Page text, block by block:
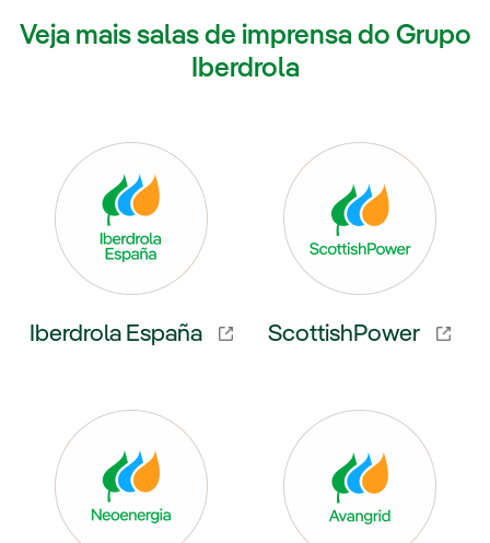
Veja mais salas de imprensa do Grupo
Iberdrola
Iberdrola España
abra em uma nova aba.
ScottishPower
Link externo, abra em uma